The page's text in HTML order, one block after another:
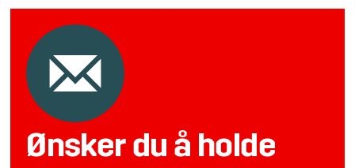
Ønsker du å holde